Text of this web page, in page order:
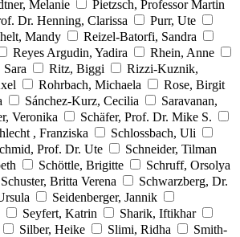
Melanie
Pietzsch, Professor Martin
Dr. Henning, Clarissa
Purr, Ute
Mandy
Reizel-Batorfi, Sandra
Reyes Argudin, Yadira
Rhein, Anne
Sara Ritz, Biggi
Rizzi-Kuznik,
Rohrbach, Michaela
Rose, Birgit
Sánchez-Kurz, Cecilia
Saravanan,
Veronika
Schäfer, Prof. Dr. Mike S.
, Franziska
Schlossbach, Uli
Prof. Dr. Ute
Schneider, Tilman
Schöttle, Brigitte
Schruff, Orsolya
Schuster, Britta Verena
Schwarzberg, Dr.
Seidenberger, Jannik
Seyfert, Katrin
Sharik, Iftikhar
Silber, Heike Slimi, Ridha
Smith-